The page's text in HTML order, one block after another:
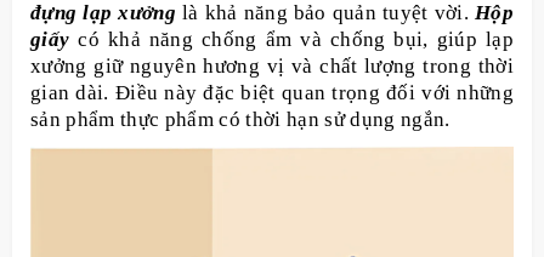
đựng lạp xưởng là khả năng bảo quản tuyệt vời. Hộp
giấy có khả năng chống ẩm và chống bụi, giúp lạp
xưởng giữ nguyên hương vị và chất lượng trong thời
gian dài. Điều này đặc biệt quan trọng đối với những
sản phẩm thực phẩm có thời hạn sử dụng ngắn.